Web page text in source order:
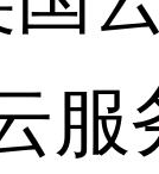
服